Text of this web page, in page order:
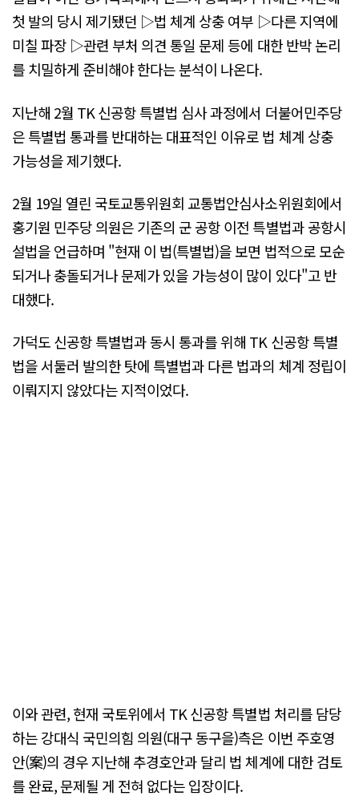
첫 발의 당시 제기됐던 ▷법 체계 상충 여부 ▷다른 지역에
미칠 파장 ▷관련 부처 의견 통일 문제 등에 대한 반박 논리
를 치밀하게 준비해야 한다는 분석이 나온다.
지난해 2월 TK 신공항 특별법 심사 과정에서 더불어민주당
은 특별법 통과를 반대하는 대표적인 이유로 법 체계 상충
가능성을 제기했다.
2월 19일 열린 국토교통위원회 교통법안심사소위원회에서
홍기원 민주당 의원은 기존의 군 공항 이전 특별법과 공항시
설법을 언급하며 "현재 이 법(특별법)을 보면 법적으로 모순
되거나 충돌되거나 문제가 있을 가능성이 많이 있다"고 반
대했다.
가덕도 신공항 특별법과 동시 통과를 위해 TK 신공항 특별
법을 서둘러 발의한 탓에 특별법과 다른 법과의 체계 정립이
이뤄지지 않았다는 지적이었다.
이와 관련, 현재 국토위에서 TK 신공항 특별법 처리를 담당
하는 강대식 국민의힘 의원(대구 동구을)측은 이번 주호영
안(案)의 경우 지난해 추경호안과 달리 법 체계에 대한 검토
를 완료, 문제될 게 전혀 없다는 입장이다.